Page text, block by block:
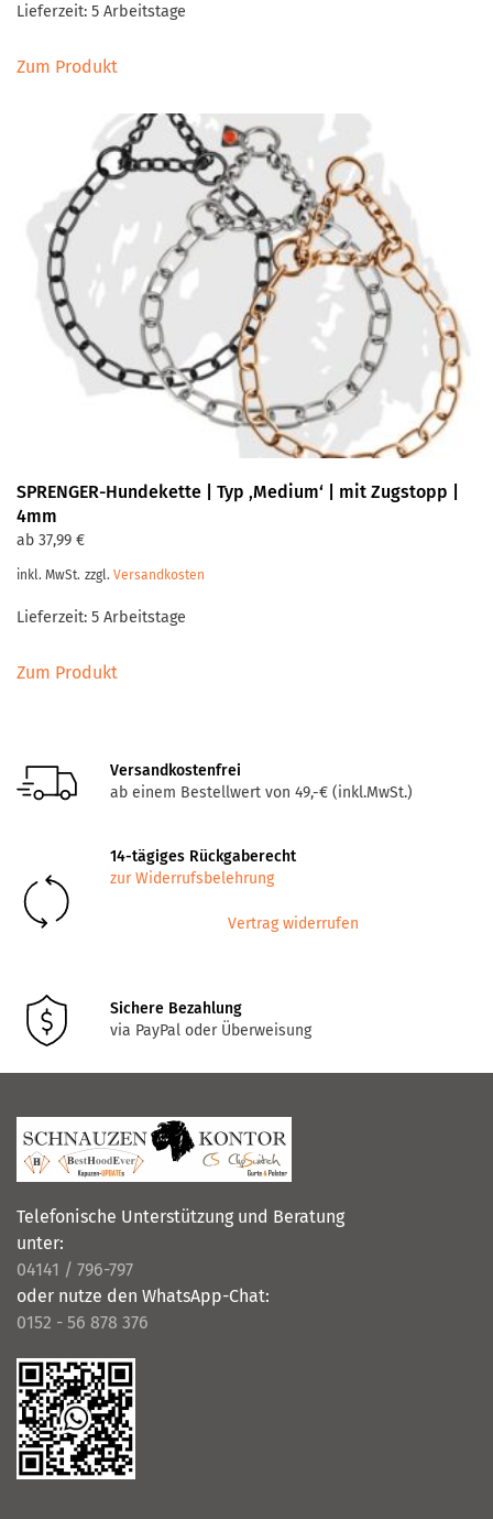
Lieferzeit: 5 Arbeitstage
Zum ProduktProdukt
mehrere
Varianten
auf.
Optionen
können
auf
der
Produktseite
gewählt
werden
SPRENGER-Hundekette | Typ ‚Medium‘ | mit Zugstopp |
4mm
ab 37,99 €
inkl. MwSt. zzgl. Versandkosten
Lieferzeit: 5 Arbeitstage
Zum ProduktProdukt
auf.
können
auf
Versandkostenfrei
ab einem Bestellwert von 49,-€ (inkl.MwSt.)
14-tägiges Rückgaberecht
zur Widerrufsbelehrung
Vertrag widerrufen
Sichere Bezahlung
via PayPal oder Überweisung
Telefonische Unterstützung und Beratung
unter:
04141 / 796-797
oder nutze den WhatsApp-Chat:
0152 - 56 878 376